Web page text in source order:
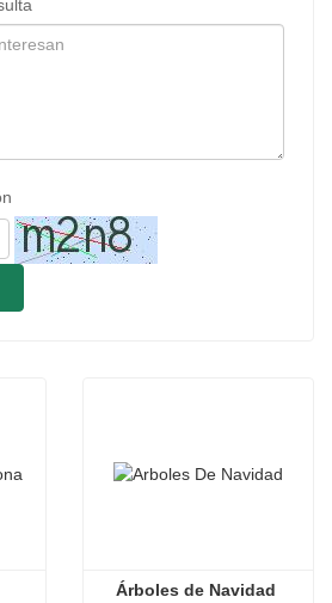
Árboles de Navidad